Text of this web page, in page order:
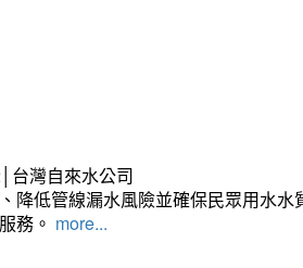
台灣自來水公司
降低管線漏水風險並確保民眾用水
務。 more...